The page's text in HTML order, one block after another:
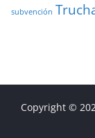
subvención
Copyright ©